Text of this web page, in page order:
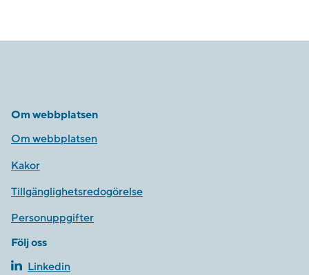
Om webbplatsen
Om webbplatsen
Kakor
Tillgänglighetsredogörelse
Personuppgifter
Följ oss
Linkedin